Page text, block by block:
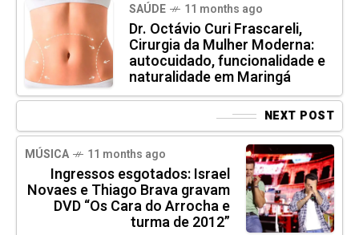
SAÚDE 11 months ago
Dr. Octávio Curi Frascareli,
Cirurgia da Mulher Moderna:
autocuidado, funcionalidade e
naturalidade em Maringá
NEXT POST
MÚSICA 11 months ago
Ingressos esgotados: Israel
Novaes e Thiago Brava gravam
DVD “Os Cara do Arrocha e
turma de 2012”